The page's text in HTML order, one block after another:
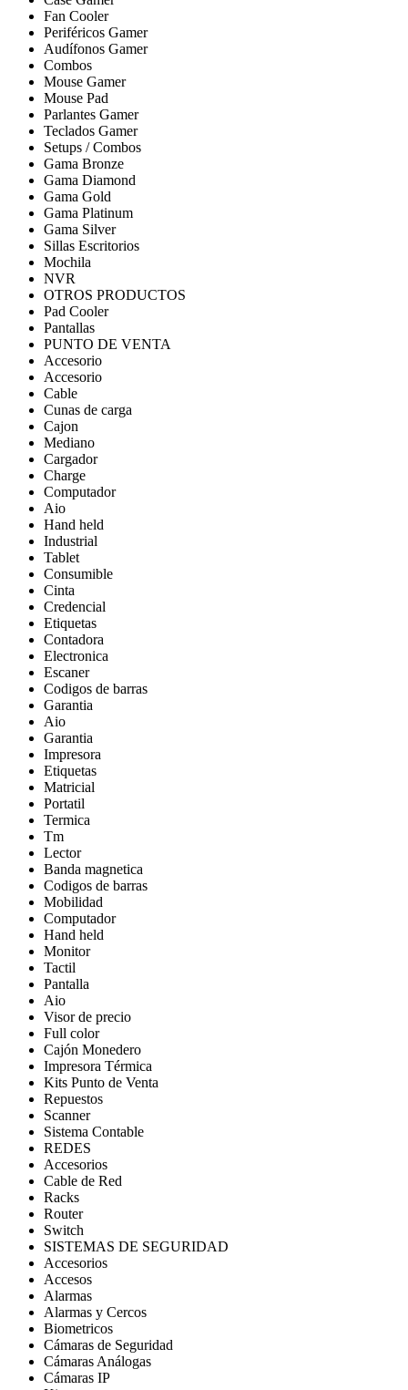
Fan Cooler
Periféricos Gamer
Audífonos Gamer
Combos
Mouse Gamer
Mouse Pad
Parlantes Gamer
Teclados Gamer
Setups / Combos
Gama Bronze
Gama Diamond
Gama Gold
Gama Platinum
Gama Silver
Sillas Escritorios
Mochila
NVR
OTROS PRODUCTOS
Pad Cooler
Pantallas
PUNTO DE VENTA
Accesorio
Accesorio
Cable
Cunas de carga
Cajon
Mediano
Cargador
Charge
Computador
Aio
Hand held
Industrial
Tablet
Consumible
Cinta
Credencial
Etiquetas
Contadora
Electronica
Escaner
Codigos de barras
Garantia
Aio
Garantia
Impresora
Etiquetas
Matricial
Portatil
Termica
Tm
Lector
Banda magnetica
Codigos de barras
Mobilidad
Computador
Hand held
Monitor
Tactil
Pantalla
Aio
Visor de precio
Full color
Cajón Monedero
Impresora Térmica
Kits Punto de Venta
Repuestos
Scanner
Sistema Contable
REDES
Accesorios
Cable de Red
Racks
Router
Switch
SISTEMAS DE SEGURIDAD
Accesorios
Accesos
Alarmas
Alarmas y Cercos
Biometricos
Cámaras de Seguridad
Cámaras Análogas
Cámaras IP